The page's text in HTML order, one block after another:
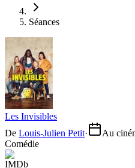
Séances
Les Invisibles
De Louis-Julien Petit· Au
Comédie